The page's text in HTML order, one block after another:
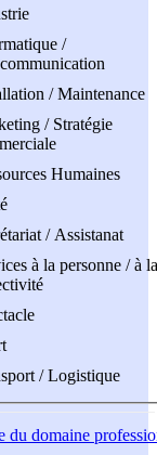
/
/ Maintenance
/ Stratégie
Humaines
/ Assistanat
à la personne / à la
/ Logistique
du domaine